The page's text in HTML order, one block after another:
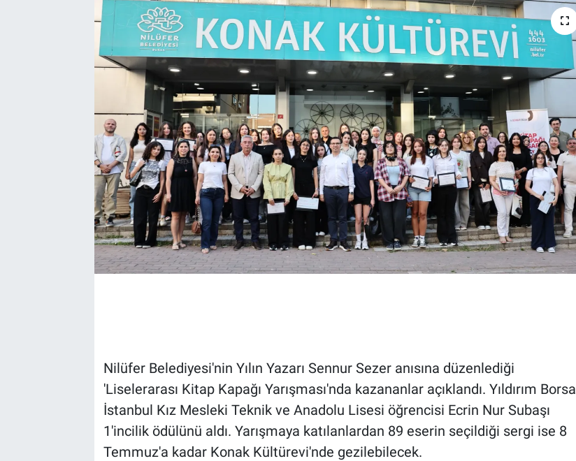
Nilüfer Belediyesi'nin Yılın Yazarı Sennur Sezer anısına düzenlediği
'Liselerarası Kitap Kapağı Yarışması'nda kazananlar açıklandı. Yıldırım Borsa
İstanbul Kız Mesleki Teknik ve Anadolu Lisesi öğrencisi Ecrin Nur Subaşı
1'incilik ödülünü aldı. Yarışmaya katılanlardan 89 eserin seçildiği sergi ise 8
Temmuz'a kadar Konak Kültürevi'nde gezilebilecek.